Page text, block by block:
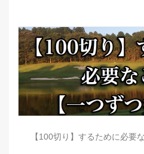
【100切り】するために必要